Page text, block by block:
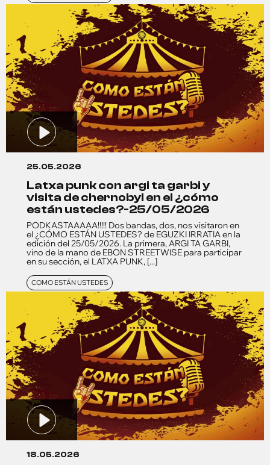
25.05.2026
latxa punk con argi ta garbi y
visita de chernobyl en el ¿cómo
están ustedes?-25/05/2026
PODKASTAAAAA!!!!! Dos bandas, dos, nos visitaron en
el ¿CÓMO ESTÁN USTEDES? de EGUZKI IRRATIA en la
edición del 25/05/2026. La primera, ARGI TA GARBI,
vino de la mano de EBON STREETWISE para participar
en su sección, el LATXA PUNK, [...]
COMO ESTÁN USTEDES
18.05.2026